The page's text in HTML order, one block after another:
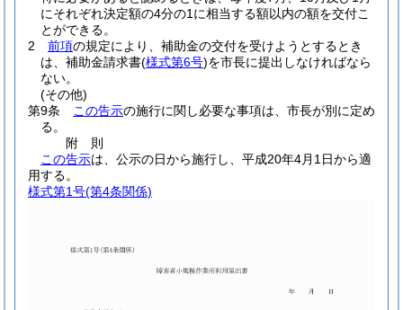
にそれぞれ決定額の4分の1に相当する額以内の額を交付こ
とができる。
2
前項の規定により、補助金の交付を受けようとするとき
は、補助金請求書(様式第6号)を市長に提出しなければなら
ない。
(その他)
第9条
この告示の施行に関し必要な事項は、市長が別に定め
る。
附 則
この告示は、公示の日から施行し、平成20年4月1日から適
用する。
様式第1号(第4条関係)